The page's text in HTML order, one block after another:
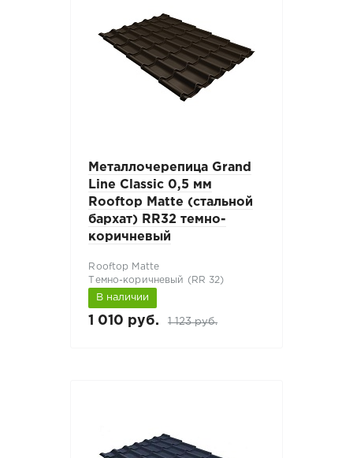
Металлочерепица Grand
Line Classic 0,5 мм
Rooftop Matte (стальной
бархат) RR32 темно-
коричневый
Rooftop Matte
Темно-коричневый (RR 32)
В наличии
1 010 руб. 1 123 руб.